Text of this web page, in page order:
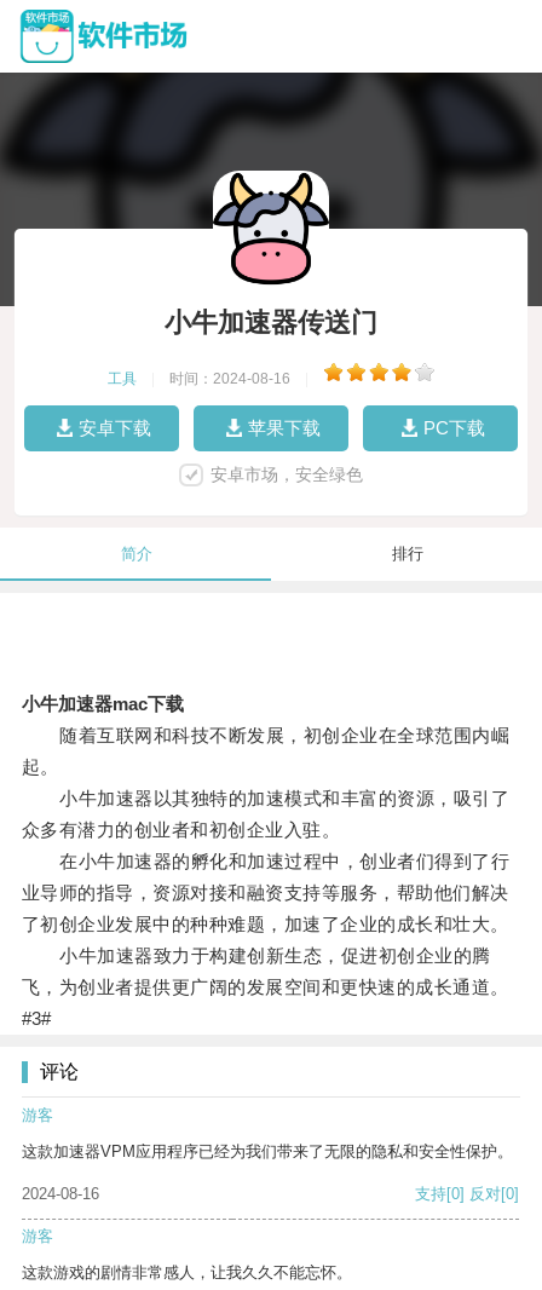
小牛加速器传送门
工具 时间：2024-08-16
安卓下载 苹果下载 PC下载
安卓市场，安全绿色
简介 排行
小牛加速器mac下载
随着互联网和科技不断发展，初创企业在全球范围内崛
起。
小牛加速器以其独特的加速模式和丰富的资源，吸引了
众多有潜力的创业者和初创企业入驻。
在小牛加速器的孵化和加速过程中，创业者们得到了行
业导师的指导，资源对接和融资支持等服务，帮助他们解决
了初创企业发展中的种种难题，加速了企业的成长和壮大。
小牛加速器致力于构建创新生态，促进初创企业的腾
飞，为创业者提供更广阔的发展空间和更快速的成长通道。
#3#
评论
游客
这款加速器VPM应用程序已经为我们带来了无限的隐私和安全性保护。
2024-08-16 支持[0] 反对[0]
游客
这款游戏的剧情非常感人，让我久久不能忘怀。